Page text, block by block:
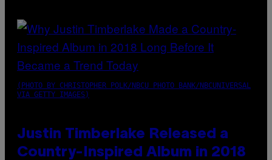
(PHOTO BY CHRISTOPHER POLK/NBCU PHOTO BANK/NBCUNIVERSAL
VIA GETTY IMAGES)
Justin Timberlake Released a
Country-Inspired Album in 2018